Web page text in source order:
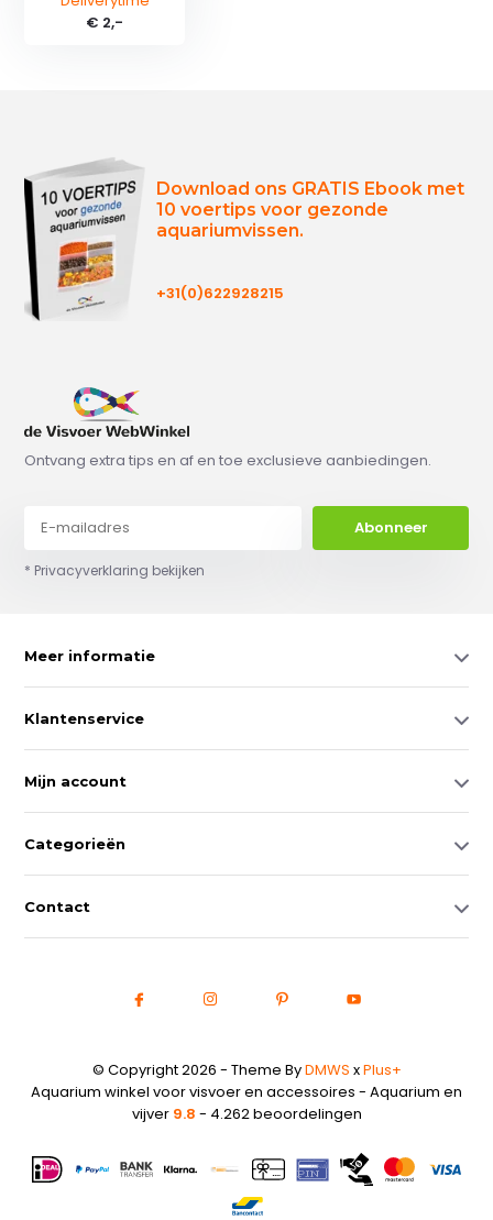
€ 2,-
Download ons GRATIS Ebook met
10 voertips voor gezonde
aquariumvissen.
+31(0)622928215
Ontvang extra tips en af en toe exclusieve aanbiedingen.
Abonneer
* Privacyverklaring bekijken
Meer informatie
Klantenservice
Mijn account
Categorieën
Contact
© Copyright 2026 - Theme ByDMWS xPlus+
Aquarium winkel voor visvoer en accessoires - Aquarium en
vijver 9.8 - 4.262 beoordelingen